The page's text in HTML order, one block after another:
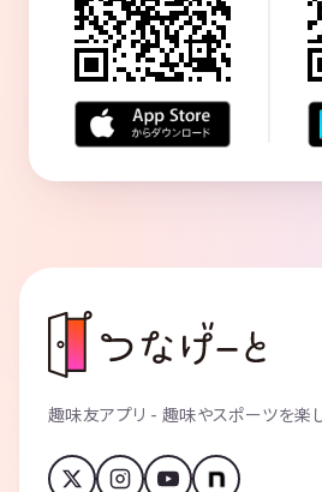
趣味友アプリ - 趣味やスポーツを楽し